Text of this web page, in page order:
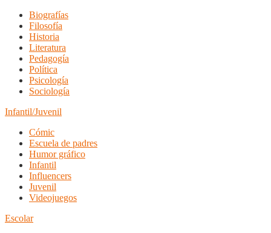
Biografías
Filosofía
Historia
Literatura
Pedagogía
Política
Psicología
Sociología
Infantil/Juvenil
Cómic
Escuela de padres
Humor gráfico
Infantil
Influencers
Juvenil
Videojuegos
Escolar